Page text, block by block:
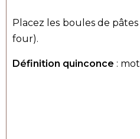
Placez les boules de
four).
Définition quinconce :